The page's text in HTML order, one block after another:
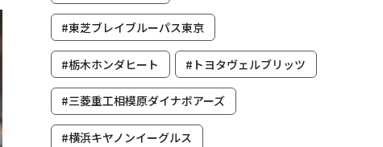
#東芝ブレイブルーパス東京
#栃木ホンダヒート #トヨタヴェルブリッツ
#三菱重工相模原ダイナボアーズ
#横浜キヤノンイーグルス